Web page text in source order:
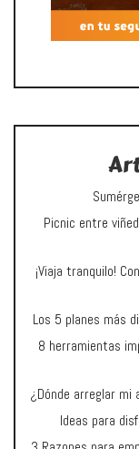
Picnic entre
¡Viaja tranquilo!
Los 5 planes más
8 herramientas
¿Dónde arreglar
Ideas para